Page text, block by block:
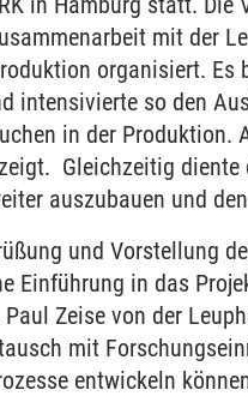
& Konferenzen
mit der
organisiert. Es
intensivierte so den
in der
Gleichzeitig diente
auszubauen und
und Vorstellung
Einführung in das
Zeise von der
mit
entwickeln